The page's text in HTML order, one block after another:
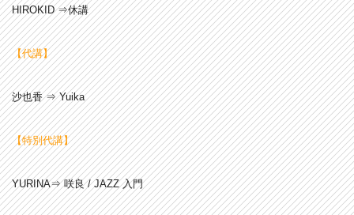
HIROKID ⇒休講
【代講】
沙也香 ⇒ Yuika
【特別代講】
YURINA⇒ 咲良 / JAZZ 入門